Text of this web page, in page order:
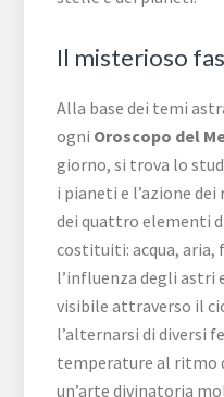
Il misterioso
Alla base dei temi
ogni Oroscopo del
giorno, si trova lo
i pianeti e l’azione
dei quattro elementi
costituiti: acqua, aria,
l’influenza degli astri
visibile attraverso il
l’alternarsi di diversi
temperature al ritmo
un’arte divinatoria